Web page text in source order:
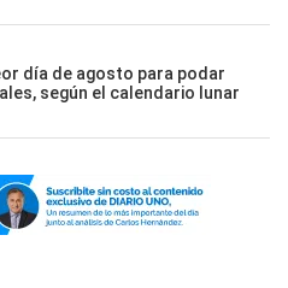
día de agosto para podar
según el calendario lunar